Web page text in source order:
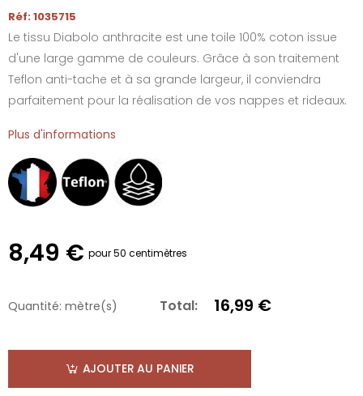
Réf: 1035715
Le tissu Diabolo anthracite est une toile 100% coton issue
d'une large gamme de couleurs. Grâce à son traitement
Teflon anti-tache et à sa grande largeur, il conviendra
parfaitement pour la réalisation de vos nappes et rideaux.
Plus d'informations
8,49 € pour 50 centimètres
Quantité: mètre(s) Total: 16,99 €
AJOUTER AU PANIER